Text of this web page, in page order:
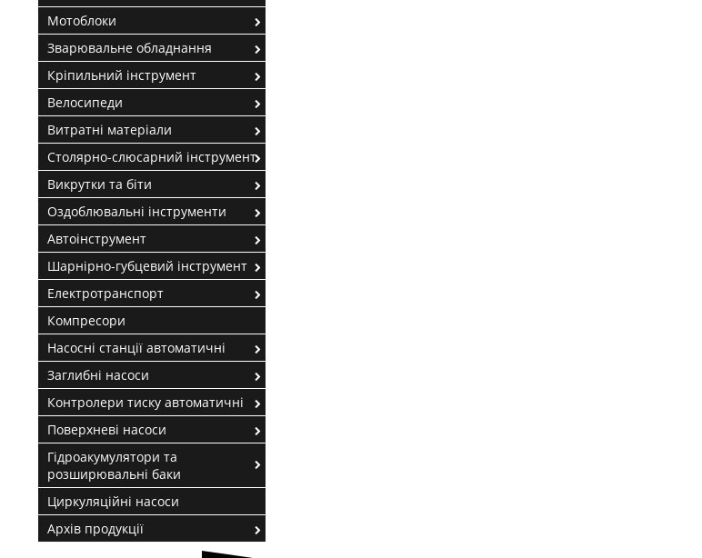
Мотоблоки
Зварювальне обладнання
Кріпильний інструмент
Велосипеди
Витратні матеріали
Столярно-слюсарний інструмент
Викрутки та біти
Оздоблювальні інструменти
Автоінструмент
Шарнірно-губцевий інструмент
Електротранспорт
Компресори
Насосні станції автоматичні
Заглибні насоси
Контролери тиску автоматичні
Поверхневі насоси
Гідроакумулятори та
розширювальні баки
Циркуляційні насоси
Архів продукції